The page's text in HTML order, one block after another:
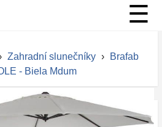
☰
Zahradní slunečníky ›
Brafab
- Biela Mdum